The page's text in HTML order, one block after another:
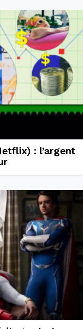
: l’argent